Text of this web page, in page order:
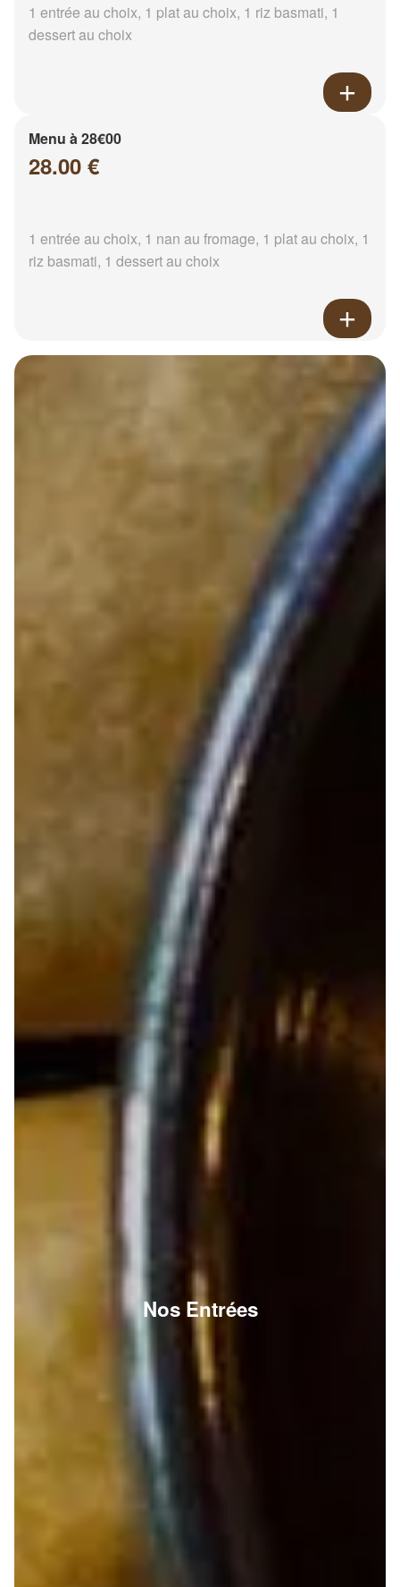
1 entrée au choix, 1 plat au choix, 1 riz basmati, 1
dessert au choix
Menu à 28€00
28.00 €
1 entrée au choix, 1 nan au fromage, 1 plat au choix, 1
riz basmati, 1 dessert au choix
Nos Entrées